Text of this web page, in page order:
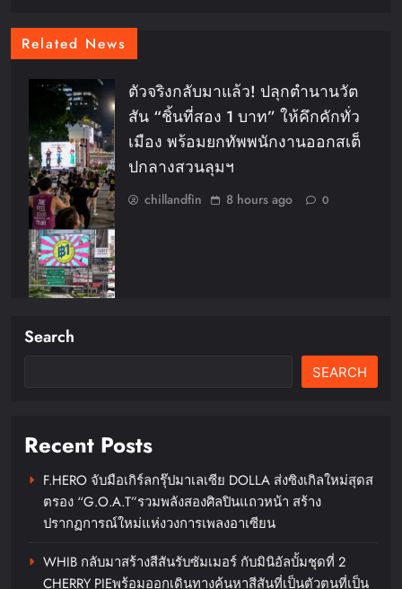
Related News
ตัวจริงกลับมาแล้ว! ปลุกตำนานวัต
สัน “ชิ้นที่สอง 1 บาท” ให้คึกคักทั่ว
เมือง พร้อมยกทัพพนักงานออกสเต็
ปกลางสวนลุมฯ
chillandfin 8 hours ago 0
BamBam ถ่ายทอดภาพลักษณ์ใหม่
ผ่านเครือข่ายสื่อ OOH ในระบบ
chillandfin
Search
SEARCH
Recent Posts
F.HERO จับมือเกิร์ลกรุ๊ปมาเลเซีย DOLLA ส่งซิงเกิลใหม่สุดส
ตรอง “G.O.A.T”รวมพลังสองศิลปินแถวหน้า สร้าง
ปรากฏการณ์ใหม่แห่งวงการเพลงอาเซียน
WHIB กลับมาสร้างสีสันรับซัมเมอร์ กับมินิอัลบั้มชุดที่ 2
CHERRY PIEพร้อมออกเดินทางค้นหาสีสันที่เป็นตัวตนที่เป็น